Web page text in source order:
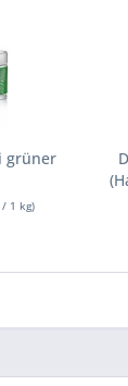
grüner
1 kg)